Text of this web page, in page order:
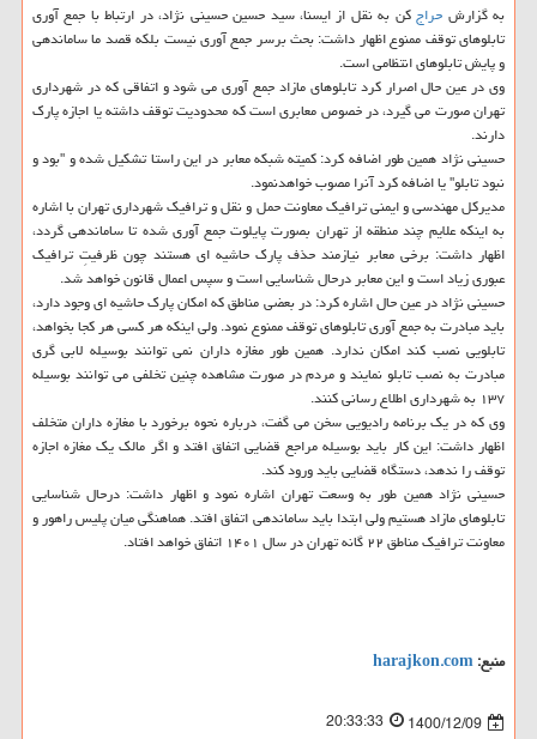
به گزارش حراجکن به نقل از ایسنا، سید حسین حسینی نژاد، در ارتباط با جمع آوری
تابلوهای توقف ممنوع اظهار داشت: بحث برسر جمع آوری نیست بلکه قصد ما ساماندهی
و پایش تابلوهای انتظامی است.
وی در عین حال اصرار کرد تابلوهای مازاد جمع آوری می شود و اتفاقی که در شهرداری
تهران صورت می گیرد، در خصوص معابری است که محدودیت توقف داشته یا اجازه پارک
دارند.
حسینی نژاد همین طور اضافه کرد: کمیته شبکه معابر در این راستا تشکیل شده و "بود و
نبود تابلو" یا اضافه کرد آنرا مصوب خواهدنمود.
مدیرکل مهندسی و ایمنی ترافیک معاونت حمل و نقل و ترافیک شهرداری تهران با اشاره
به اینکه علایم چند منطقه از تهران بصورت پایلوت جمع آوری شده تا ساماندهی گردد،
اظهار داشت: برخی معابر نیازمند حذف پارک حاشیه ای هستند چون ظرفیتِ ترافیک
عبوری زیاد است و این معابر درحال شناسایی است و سپس اعمال قانون خواهد شد.
حسینی نژاد در عین حال اشاره کرد: در بعضی مناطق که امکان پارک حاشیه ای وجود دارد،
باید مبادرت به جمع آوری تابلوهای توقف ممنوع نمود. ولی اینکه هر کسی هر کجا بخواهد،
تابلویی نصب کند امکان ندارد. همین طور مغازه داران نمی توانند بوسیله لابی گری
مبادرت به نصب تابلو نمایند و مردم در صورت مشاهده چنین تخلفی می توانند بوسیله
۱۳۷ به شهرداری اطلاع رسانی کنند.
وی که در یک برنامه رادیویی سخن می گفت، درباره نحوه برخورد با مغازه داران متخلف
اظهار داشت: این کار باید بوسیله مراجع قضایی اتفاق افتد و اگر مالک یک مغازه اجازه
توقف را ندهد، دستگاه قضایی باید ورود کند.
حسینی نژاد همین طور به وسعت تهران اشاره نمود و اظهار داشت: درحال شناسایی
تابلوهای مازاد هستیم ولی ابتدا باید ساماندهی اتفاق افتد. هماهنگی میان پلیس راهور و
معاونت ترافیک مناطق ۲۲ گانه تهران در سال ۱۴۰۱ اتفاق خواهد افتاد.
منبع:harajkon.com
1400/12/09
20:33:33